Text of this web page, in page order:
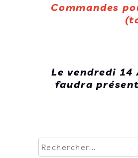
Commandes
Le vendredi
faudra